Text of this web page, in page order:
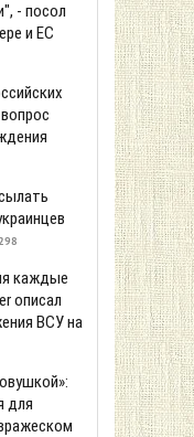
- посол
и ЕС
каждые
описал
ВСУ на
для